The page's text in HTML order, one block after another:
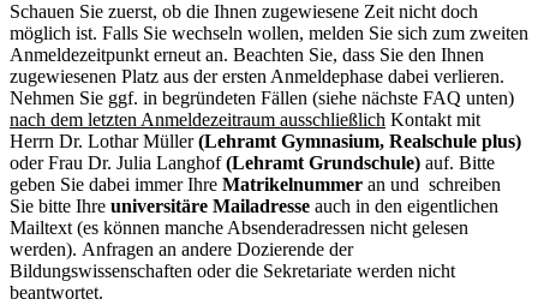
Schauen Sie zuerst, ob die Ihnen zugewiesene Zeit nicht doch
möglich ist. Falls Sie wechseln wollen, melden Sie sich zum zweiten
Anmeldezeitpunkt erneut an. Beachten Sie, dass Sie den Ihnen
zugewiesenen Platz aus der ersten Anmeldephase dabei verlieren.
Nehmen Sie ggf. in begründeten Fällen (siehe nächste FAQ unten)
nach dem letzten Anmeldezeitraum ausschließlich Kontakt mit
Herrn Dr. Lothar Müller(Lehramt Gymnasium, Realschule plus)
oder Frau Dr. Julia Langhof(Lehramt Grundschule) auf. Bitte
geben Sie dabei immer Ihre Matrikelnummer an und schreiben
Sie bitte Ihre universitäre Mailadresse auch in den eigentlichen
Mailtext (es können manche Absenderadressen nicht gelesen
werden). Anfragen an andere Dozierende der
Bildungswissenschaften oder die Sekretariate werden nicht
beantwortet.